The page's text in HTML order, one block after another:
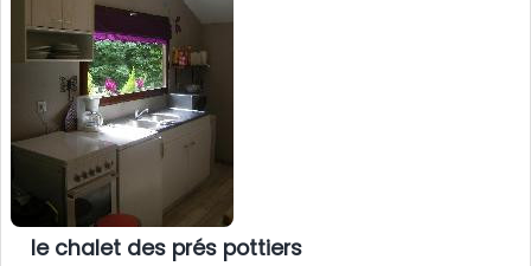
le chalet des prés pottiers